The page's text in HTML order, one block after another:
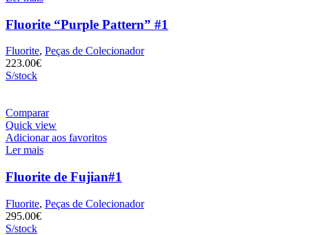
Fluorite “Purple Pattern” #1
Fluorite, Peças de Colecionador
223.00€
S/stock
Comparar
Quick view
Adicionar aos favoritos
Ler mais
Fluorite de Fujian#1
Fluorite, Peças de Colecionador
295.00€
S/stock